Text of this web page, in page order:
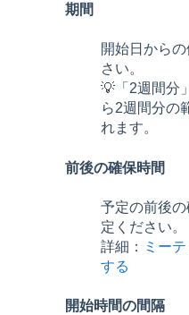
期間
開始日から
さい。
💡「2週間分
ら2週間分の
れます。
前後の確保時間
予定の前後
定ください。
詳細：
ミー
する
開始時間の間隔